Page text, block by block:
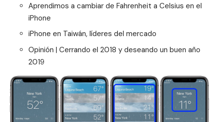
Aprendimos a cambiar de Fahrenheit a Celsius en el
iPhone
iPhone en Taiwán, líderes del mercado
Opinión | Cerrando el 2018 y deseando un buen año
2019